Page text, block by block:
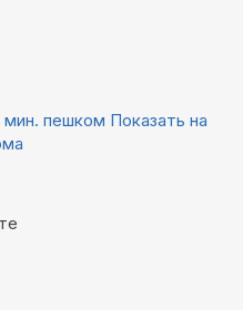
мин. пешком Показать на